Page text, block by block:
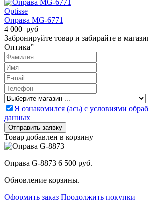
Optisse
Оправа MG-6771
4 000 руб
Забронируйте товар и забирайте в
Оптика”
Я ознакомился (ась) с условиями
данных
Товар добавлен в корзину
Оправа G-8873 6 500 руб.
Обновление корзины.
Оформить заказ Продолжить покупки